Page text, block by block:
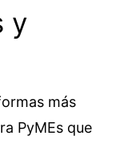
y
más
PyMEs que